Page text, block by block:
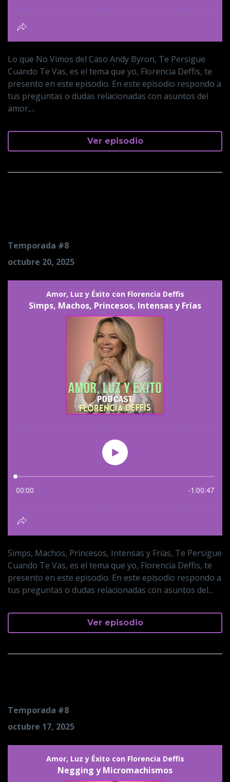
Lo que No Vimos del Caso Andy Byron, Te Persigue
Cuando Te Vas, es el tema que yo, Florencia Deffis, te
presento en este episodio. En este episodio respondo a
tus preguntas o dudas relacionadas con asuntos del
amor,...
Ver episodio
Temporada #8
octubre 20, 2025
Simps, Machos, Princesos, Intensas y Frías, Te Persigue
Cuando Te Vas, es el tema que yo, Florencia Deffis, te
presento en este episodio. En este episodio respondo a
tus preguntas o dudas relacionadas con asuntos del...
Ver episodio
Temporada #8
octubre 17, 2025